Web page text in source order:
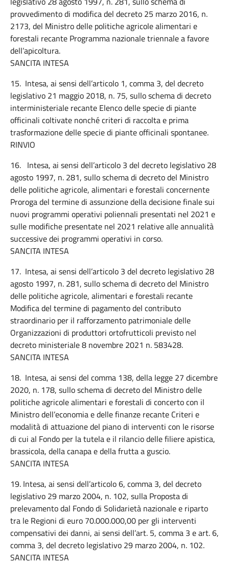
provvedimento di modifica del decreto 25 marzo 2016, n.
2173, del Ministro delle politiche agricole alimentari e
forestali recante Programma nazionale triennale a favore
dell’apicoltura.
SANCITA INTESA
15. Intesa, ai sensi dell’articolo 1, comma 3, del decreto
legislativo 21 maggio 2018, n. 75, sullo schema di decreto
interministeriale recante Elenco delle specie di piante
officinali coltivate nonché criteri di raccolta e prima
trasformazione delle specie di piante officinali spontanee.
RINVIO
16. Intesa, ai sensi dell’articolo 3 del decreto legislativo 28
agosto 1997, n. 281, sullo schema di decreto del Ministro
delle politiche agricole, alimentari e forestali concernente
Proroga del termine di assunzione della decisione finale sui
nuovi programmi operativi poliennali presentati nel 2021 e
sulle modifiche presentate nel 2021 relative alle annualità
successive dei programmi operativi in corso.
SANCITA INTESA
17. Intesa, ai sensi dell’articolo 3 del decreto legislativo 28
agosto 1997, n. 281, sullo schema di decreto del Ministro
delle politiche agricole, alimentari e forestali recante
Modifica del termine di pagamento del contributo
straordinario per il rafforzamento patrimoniale delle
Organizzazioni di produttori ortofrutticoli previsto nel
decreto ministeriale 8 novembre 2021 n. 583428.
SANCITA INTESA
18. Intesa, ai sensi del comma 138, della legge 27 dicembre
2020, n. 178, sullo schema di decreto del Ministro delle
politiche agricole alimentari e forestali di concerto con il
Ministro dell’economia e delle finanze recante Criteri e
modalità di attuazione del piano di interventi con le risorse
di cui al Fondo per la tutela e il rilancio delle filiere apistica,
brassicola, della canapa e della frutta a guscio.
SANCITA INTESA
19. Intesa, ai sensi dell’articolo 6, comma 3, del decreto
legislativo 29 marzo 2004, n. 102, sulla Proposta di
prelevamento dal Fondo di Solidarietà nazionale e riparto
tra le Regioni di euro 70.000.000,00 per gli interventi
compensativi dei danni, ai sensi dell’art. 5, comma 3 e art. 6,
comma 3, del decreto legislativo 29 marzo 2004, n. 102.
SANCITA INTESA